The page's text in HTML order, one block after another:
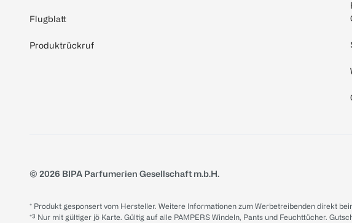
Flugblatt
Produktrückruf
© 2026 BIPA Parfumerien Gesellschaft m.b.H.
* Produkt gesponsert vom Hersteller. Weitere Informationen zum Werbetreibenden direkt
*³ Nur mit gültiger jö Karte. Gültig auf alle PAMPERS Windeln, Pants und Feuchttücher.